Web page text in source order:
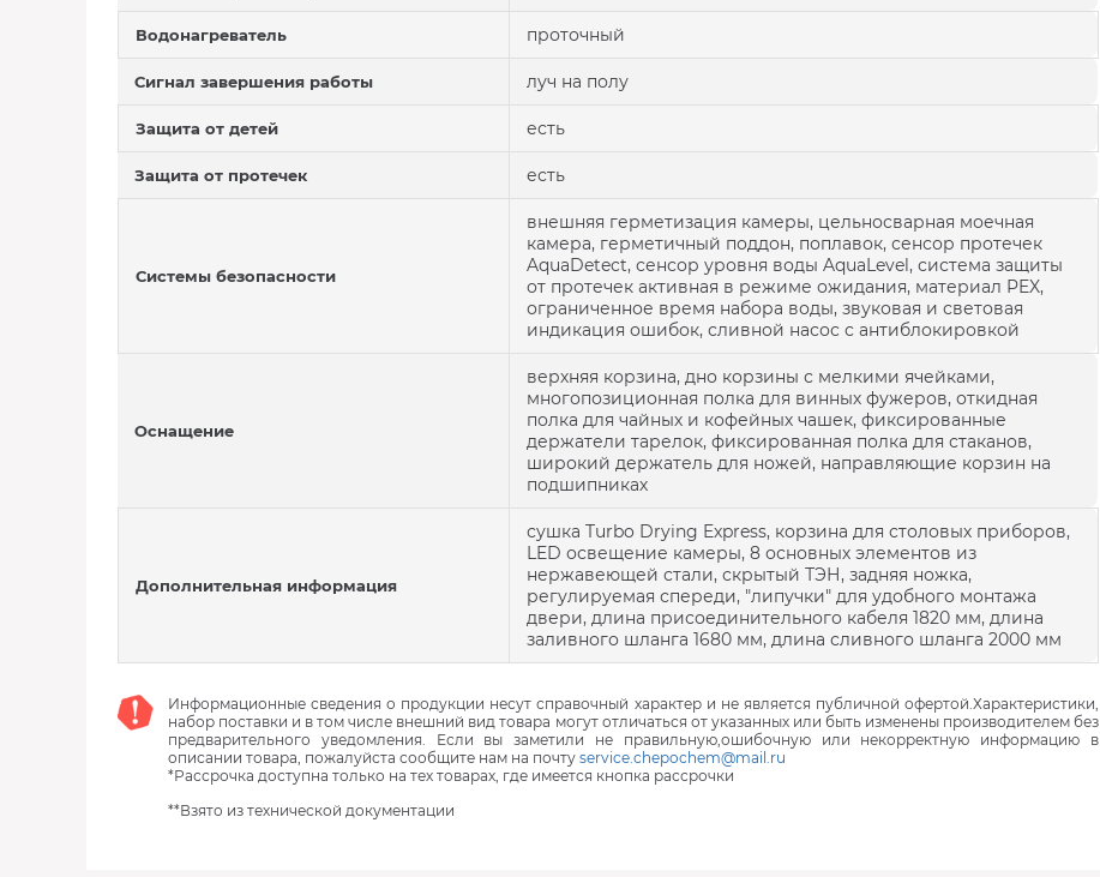
Водонагреватель проточный
Сигнал завершения работы луч на полу
Защита от детей есть
Защита от протечек есть
Системы безопасности
внешняя герметизация камеры, цельносварная моечная
камера, герметичный поддон, поплавок, сенсор протечек
AquaDetect, сенсор уровня воды AquaLevel, система защиты
от протечек активная в режиме ожидания, материал PEX,
ограниченное время набора воды, звуковая и световая
индикация ошибок, сливной насос с антиблокировкой
Оснащение
верхняя корзина, дно корзины с мелкими ячейками,
многопозиционная полка для винных фужеров, откидная
полка для чайных и кофейных чашек, фиксированные
держатели тарелок, фиксированная полка для стаканов,
широкий держатель для ножей, направляющие корзин на
подшипниках
Дополнительная информация
сушка Turbo Drying Express, корзина для столовых приборов,
LED освещение камеры, 8 основных элементов из
нержавеющей стали, скрытый ТЭН, задняя ножка,
регулируемая спереди, "липучки" для удобного монтажа
двери, длина присоединительного кабеля 1820 мм, длина
заливного шланга 1680 мм, длина сливного шланга 2000 мм
Информационные сведения о продукции несут справочный характер и не является публичной офертой.Характеристики,
набор поставки и в том числе внешний вид товара могут отличаться от указанных или быть изменены производителем без
предварительного уведомления. Если вы заметили не правильную,ошибочную или некорректную информацию в
описании товара, пожалуйста сообщите нам на почту service.chepochem@mail.ru
*Рассрочка доступна только на тех товарах, где имеется кнопка рассрочки
**Взято из технической документации